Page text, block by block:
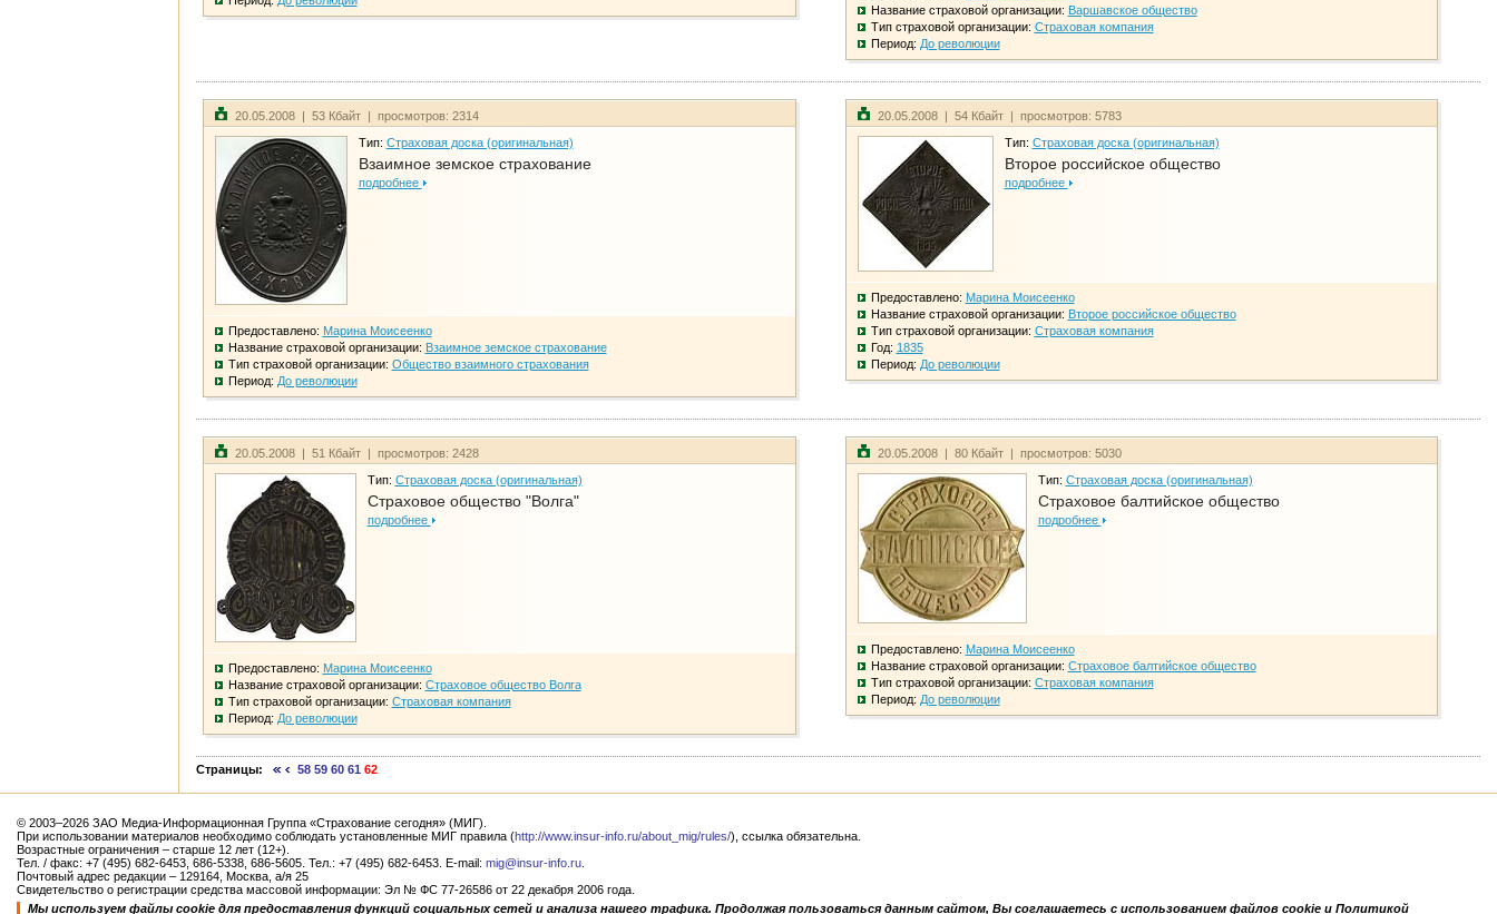
Название страховой организации: Варшавское общество
Тип страховой организации: Страховая компания
Период: До революции
20.05.2008 | 53 Кбайт | просмотров: 2314
Тип: Страховая доска (оригинальная)
Взаимное земское страхование
подробнее
Предоставлено: Марина Моисеенко
Название страховой организации: Взаимное земское страхование
Тип страховой организации: Общество взаимного страхования
Период: До революции
20.05.2008 | 54 Кбайт | просмотров: 5783
Тип: Страховая доска (оригинальная)
Второе российское общество
подробнее
Предоставлено: Марина Моисеенко
Название страховой организации: Второе российское общество
Тип страховой организации: Страховая компания
Год: 1835
Период: До революции
20.05.2008 | 51 Кбайт | просмотров: 2428
Тип: Страховая доска (оригинальная)
Страховое общество "Волга"
подробнее
Предоставлено: Марина Моисеенко
Название страховой организации: Страховое общество Волга
Тип страховой организации: Страховая компания
Период: До революции
20.05.2008 | 80 Кбайт | просмотров: 5030
Тип: Страховая доска (оригинальная)
Страховое балтийское общество
подробнее
Предоставлено: Марина Моисеенко
Название страховой организации: Страховое балтийское общество
Тип страховой организации: Страховая компания
Период: До революции
Страницы: 58 59 60 61 62
© 2003–2026 ЗАО Медиа-Информационная Группа «Страхование сегодня» (МИГ).
При использовании материалов необходимо соблюдать установленные МИГ правила (http://www.insur-info.ru/about_mig/rules/), ссылка обязательна.
Возрастные ограничения – старше 12 лет (12+).
Тел. / факс: +7 (495) 682-6453, 686-5338, 686-5605. Тел.: +7 (495) 682-6453. E-mail: mig@insur-info.ru
Почтовый адрес редакции – 129164, Москва, а/я 25
Свидетельство о регистрации средства массовой информации: Эл № ФС 77-26586 от 22 декабря 2006 года.
Мы используем файлы cookie для предоставления функций социальных сетей и анализа нашего трафика. Продолжая пользоваться данным сайтом, Вы соглашаетесь с использованием файлов cookie и Политикой